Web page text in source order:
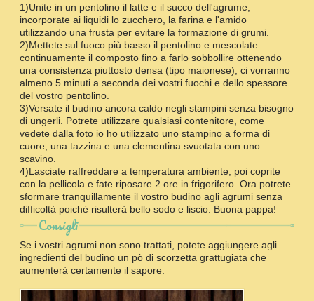
1)Unite in un pentolino il latte e il succo dell'agrume,
incorporate ai liquidi lo zucchero, la farina e l'amido
utilizzando una frusta per evitare la formazione di grumi.
2)Mettete sul fuoco più basso il pentolino e mescolate
continuamente il composto fino a farlo sobbollire ottenendo
una consistenza piuttosto densa (tipo maionese), ci vorranno
almeno 5 minuti a seconda dei vostri fuochi e dello spessore
del vostro pentolino.
3)Versate il budino ancora caldo negli stampini senza bisogno
di ungerli. Potrete utilizzare qualsiasi contenitore, come
vedete dalla foto io ho utilizzato uno stampino a forma di
cuore, una tazzina e una clementina svuotata con uno
scavino.
4)Lasciate raffreddare a temperatura ambiente, poi coprite
con la pellicola e fate riposare 2 ore in frigorifero. Ora potrete
sformare tranquillamente il vostro budino agli agrumi senza
difficoltà poichè risulterà bello sodo e liscio. Buona pappa!
Consigli
Se i vostri agrumi non sono trattati, potete aggiungere agli
ingredienti del budino un pò di scorzetta grattugiata che
aumenterà certamente il sapore.